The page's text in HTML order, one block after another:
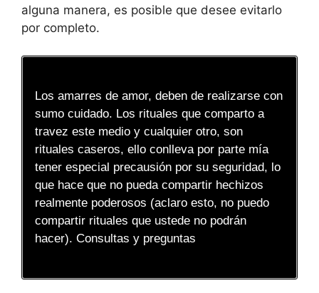
alguna manera, es posible que desee evitarlo
por completo.
Los amarres de amor, deben de realizarse con
sumo cuidado. Los rituales que comparto a
travez este medio y cualquier otro, son
rituales caseros, ello conlleva por parte mía
tener especial precausión por su seguridad, lo
que hace que no pueda compartir hechizos
realmente poderosos (aclaro esto, no puedo
compartir rituales que ustede no podrán
hacer). Consultas y preguntas